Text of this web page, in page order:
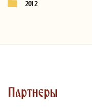
2012
Партнеры